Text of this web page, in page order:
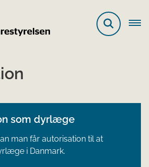
som dyrlæge
man får autorisation til at
i Danmark.